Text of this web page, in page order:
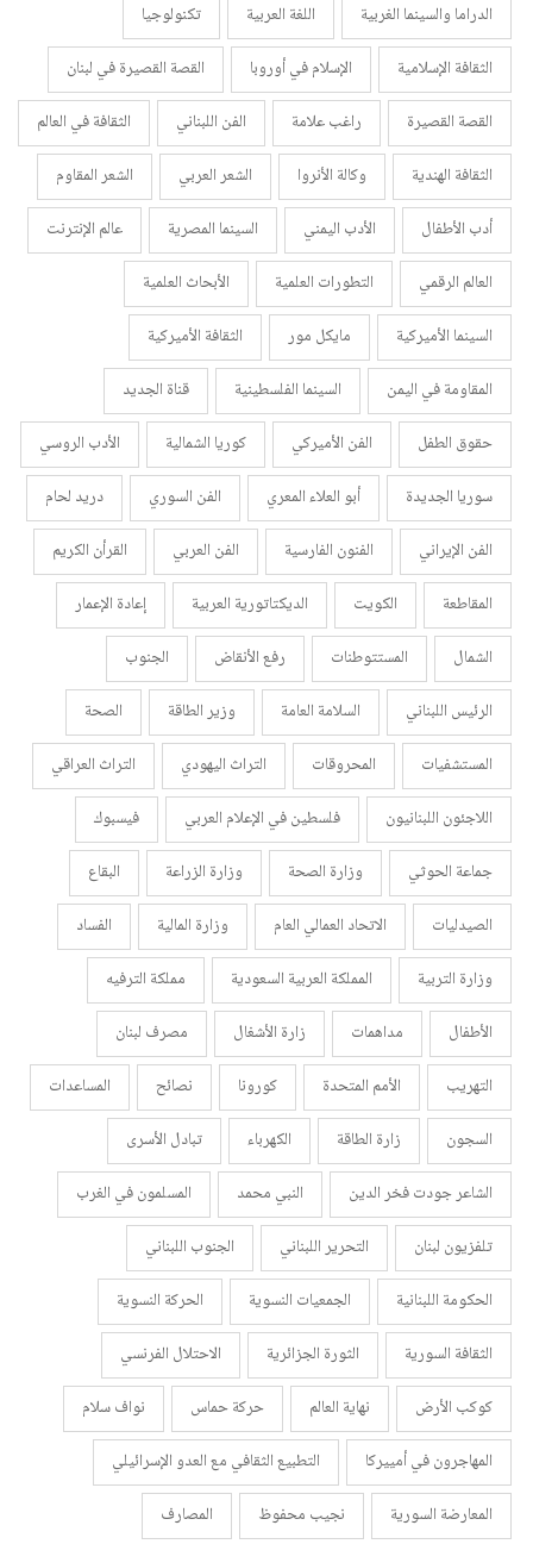
الدراما والسينما الغربية
اللغة العربية
تكنولوجيا
الثقافة الإسلامية
الإسلام في أوروبا
القصة القصيرة في لبنان
القصة القصيرة
راغب علامة الفن اللبناني
الثقافة في العالم
الثقافة الهندية
وكالة الأنروا الشعر العربي
الشعر المقاوم
أدب الأطفال
الأدب اليمني السينما المصرية
عالم الإنترنت
العالم الرقمي
التطورات العلمية
الأبحاث العلمية
السينما الأميركية
مايكل مور
الثقافة الأميركية
المقاومة في اليمن
السينما الفلسطينية
قناة الجديد
حقوق الطفل
الفن الأميركي كوريا الشمالية
الأدب الروسي
سوريا الجديدة
أبو العلاء المعري الفن السوري
دريد لحام
الفن الإيراني
الفنون الفارسية الفن العربي
القرأن الكريم
المقاطعة
الكويت الديكتاتورية العربية
إعادة الإعمار
الشمال
المستتوطنات رفع الأنقاض
الجنوب
الرئيس اللبناني
السلامة العامة وزير الطاقة
الصحة
المستشفيات
المحروقات التراث اليهودي
التراث العراقي
اللاجئون اللبنانيون
فلسطين في الإعلام العربي
فيسبوك
جماعة الحوثي
وزارة الصحة وزارة الزراعة
البقاع
الصيدليات
الاتحاد العمالي العام وزارة المالية
الفساد
وزارة التربية
المملكة العربية السعودية
مملكة الترفيه
الأطفال
مداهمات زارة الأشغال
مصرف لبنان
التهريب
الأمم المتحدة كورونا نصائح
المساعدات
السجون
زارة الطاقة الكهرباء
تبادل الأسرى
الشاعر جودت فخر الدين
النبي محمد
المسلمون في الغرب
تلفزيون لبنان
التحرير اللبناني
الجنوب اللبناني
الحكومة اللبنانية
الجمعيات النسوية
الحركة النسوية
الثقافة السورية
الثورة الجزائرية
الاحتلال الفرنسي
كوكب الأرض
نهاية العالم حركة حماس
نواف سلام
المهاجرون في أمييركا
التطبيع الثقافي مع العدو الإسرائيلي
المعارضة السورية
نجيب محفوظ المصارف